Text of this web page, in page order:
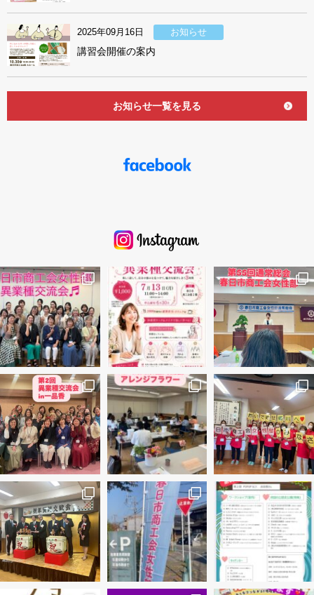
2025年09月16日 お知らせ
講習会開催の案内
お知らせ一覧を見る